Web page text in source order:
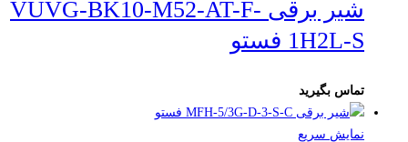
شیر برقی VUVG-BK10-M52-AT-F-
1H2L-S فستو
تماس بگیرید
نمایش سریع